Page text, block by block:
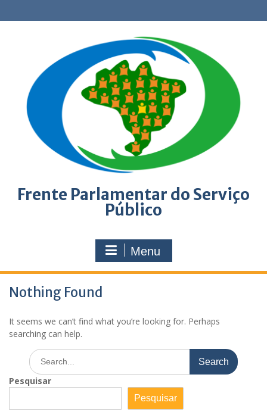
to
Frente Parlamentar do Serviço
Público
Menu
Nothing Found
It seems we can’t find what you’re looking for. Perhaps
searching can help.
Search
for:
Pesquisar
Pesquisar